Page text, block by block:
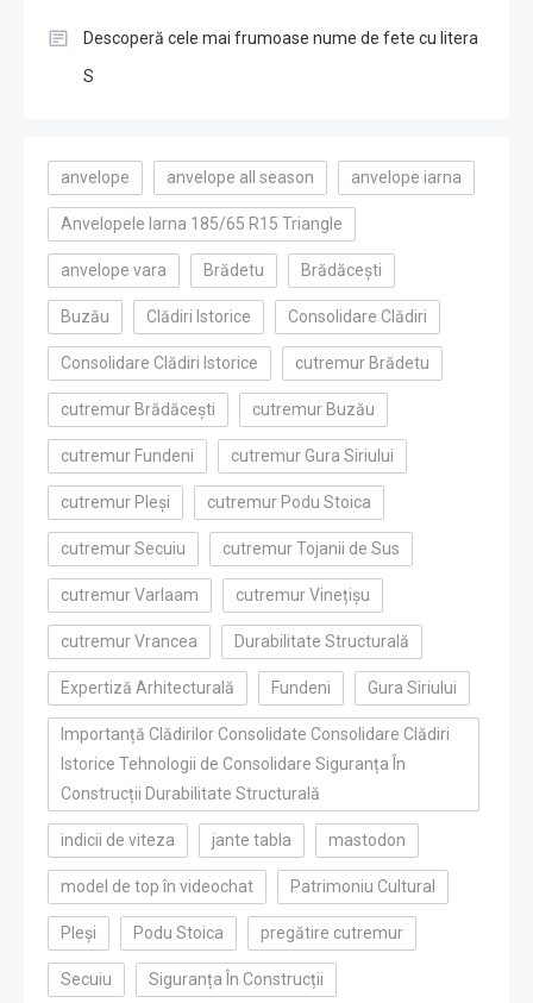
Descoperă cele mai frumoase nume de fete cu litera
S
anvelope anvelope all season anvelope iarna
Anvelopele Iarna 185/65 R15 Triangle
anvelope vara Brădetu Brădăcești
Buzău Clădiri Istorice Consolidare Clădiri
Consolidare Clădiri Istorice cutremur Brădetu
cutremur Brădăcești cutremur Buzău
cutremur Fundeni cutremur Gura Siriului
cutremur Pleși cutremur Podu Stoica
cutremur Secuiu cutremur Tojanii de Sus
cutremur Varlaam cutremur Vinețișu
cutremur Vrancea Durabilitate Structurală
Expertiză Arhitecturală Fundeni Gura Siriului
Importanță Clădirilor Consolidate Consolidare Clădiri
Istorice Tehnologii de Consolidare Siguranța În
Construcții Durabilitate Structurală
indicii de viteza jante tabla mastodon
model de top în videochat Patrimoniu Cultural
Pleși Podu Stoica pregătire cutremur
Secuiu Siguranța În Construcții